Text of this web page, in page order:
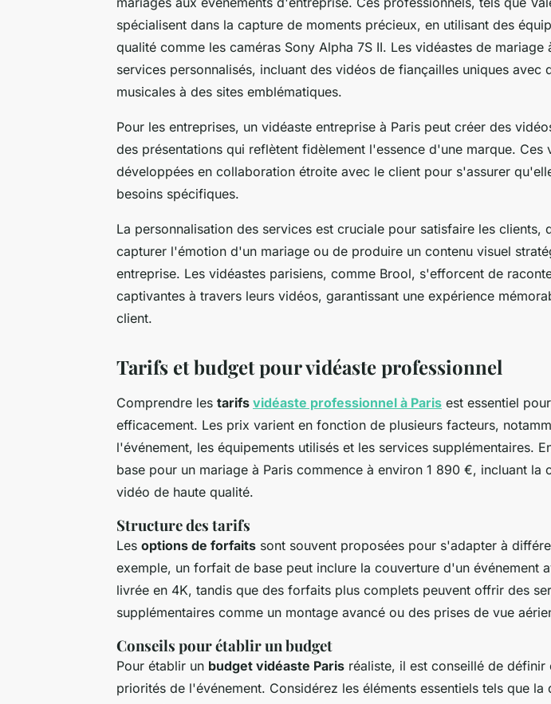
spécialisent dans la capture de moments précieux, en utilisant des
qualité comme les caméras Sony Alpha 7S II. Les vidéastes de mariage
services personnalisés, incluant des vidéos de fiançailles uniques avec
musicales à des sites emblématiques.
Pour les entreprises, un vidéaste entreprise à Paris peut créer des
des présentations qui reflètent fidèlement l'essence d'une marque. Ces
développées en collaboration étroite avec le client pour s'assurer
besoins spécifiques.
La personnalisation des services est cruciale pour satisfaire les clients,
capturer l'émotion d'un mariage ou de produire un contenu visuel
entreprise. Les vidéastes parisiens, comme Brool, s'efforcent de
captivantes à travers leurs vidéos, garantissant une expérience
client.
Tarifs et budget pour vidéaste professionnel
Comprendre les tarifs vidéaste professionnel à Paris est essentiel
efficacement. Les prix varient en fonction de plusieurs facteurs,
l'événement, les équipements utilisés et les services supplémentaires.
base pour un mariage à Paris commence à environ 1 890 €, incluant la
vidéo de haute qualité.
Structure des tarifs
Les options de forfaits sont souvent proposées pour s'adapter à
exemple, un forfait de base peut inclure la couverture d'un événement
livrée en 4K, tandis que des forfaits plus complets peuvent offrir des
supplémentaires comme un montage avancé ou des prises de vue
Conseils pour établir un budget
Pour établir un budget vidéaste Paris réaliste, il est conseillé de définir
priorités de l'événement. Considérez les éléments essentiels tels que la